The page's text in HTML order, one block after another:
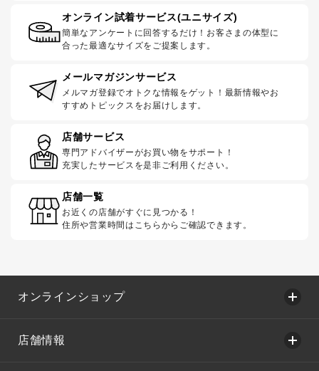
オンライン試着サービス(ユニサイズ)
簡単なアンケートに回答するだけ！お客さまの体型に
合った最適なサイズをご提案します。
メールマガジンサービス
メルマガ登録でオトクな情報をゲット！最新情報やお
すすめトピックスをお届けします。
店舗サービス
専門アドバイザーがお買い物をサポート！
充実したサービスを是非ご利用ください。
店舗一覧
お近くの店舗がすぐに見つかる！
住所や営業時間はこちらからご確認できます。
オンラインショップ
店舗情報